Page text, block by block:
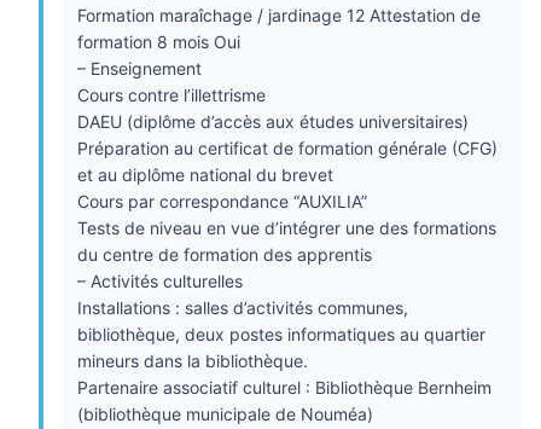
Formation maraîchage / jardinage 12 Attestation de
formation 8 mois Oui
– Enseignement
Cours contre l’illettrisme
DAEU (diplôme d’accès aux études universitaires)
Préparation au certificat de formation générale (CFG)
et au diplôme national du brevet
Cours par correspondance “AUXILIA”
Tests de niveau en vue d’intégrer une des formations
du centre de formation des apprentis
– Activités culturelles
Installations : salles d’activités communes,
bibliothèque, deux postes informatiques au quartier
mineurs dans la bibliothèque.
Partenaire associatif culturel : Bibliothèque Bernheim
(bibliothèque municipale de Nouméa)